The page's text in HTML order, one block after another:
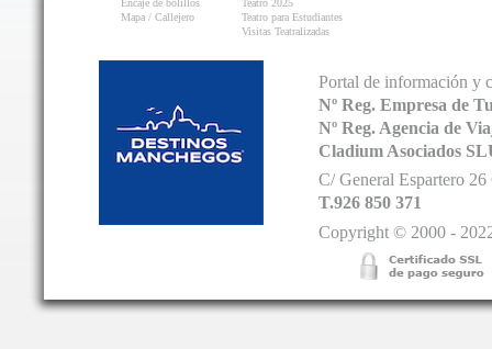
Encaje de bolillos
Mapa / Callejero
Teatro 2025
Teatro para Estudiantes
Visitas Teatralizadas
Portal de información y
Nº Reg. Empresa de
Nº Reg. Agencia de
Cladium Asociados
C/ General Espartero
T.926 850 371
Copyright © 2000 -